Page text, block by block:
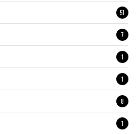
51
7
1
1
8
1